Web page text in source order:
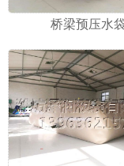
桥梁预压水